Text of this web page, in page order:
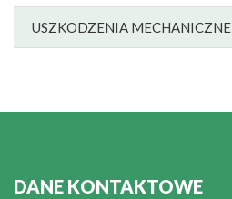
USZKODZENIA MECHANICZNE
DANE KONTAKTOWE